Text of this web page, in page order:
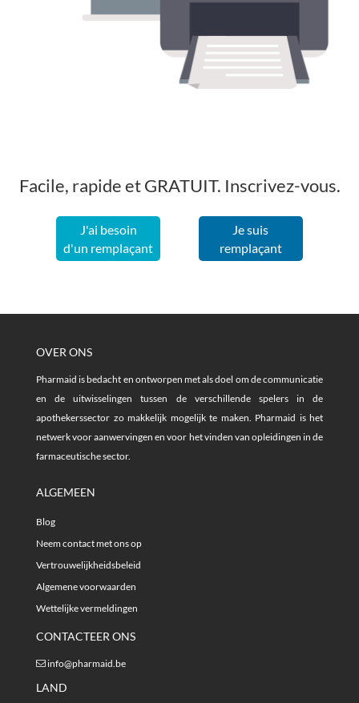
Facile, rapide et GRATUIT. Inscrivez-vous.
J'ai besoin
d'un remplaçant
Je suis
remplaçant
OVER ONS
Pharmaid is bedacht en ontworpen met als doel om de communicatie
en de uitwisselingen tussen de verschillende spelers in de
apothekerssector zo makkelijk mogelijk te maken. Pharmaid is het
netwerk voor aanwervingen en voor het vinden van opleidingen in de
farmaceutische sector.
ALGEMEEN
Blog
Neem contact met ons op
Vertrouwelijkheidsbeleid
Algemene voorwaarden
Wettelijke vermeldingen
CONTACTEER ONS
info@pharmaid.be
LAND